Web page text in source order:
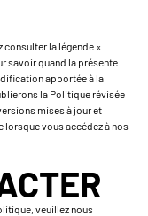
la légende «
savoir quand la présente
apportée à la
la Politique révisée
mises à jour et
lorsque vous accédez à nos
veuillez nous